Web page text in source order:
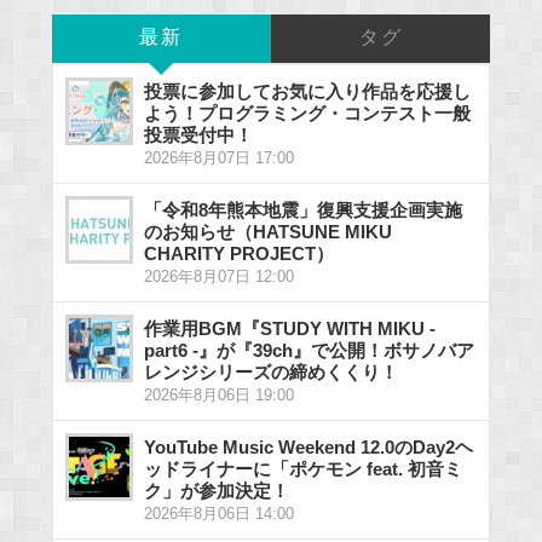
最新 タグ
投票に参加してお気に入り作品を応援し
よう！プログラミング・コンテスト一般
投票受付中！
2026年8月07日 17:00
「令和8年熊本地震」復興支援企画実施
のお知らせ（HATSUNE MIKU
CHARITY PROJECT）
2026年8月07日 12:00
作業用BGM『STUDY WITH MIKU -
part6 -』が『39ch』で公開！ボサノバア
レンジシリーズの締めくくり！
2026年8月06日 19:00
YouTube Music Weekend 12.0のDay2ヘ
ッドライナーに「ポケモン feat. 初音ミ
ク」が参加決定！
2026年8月06日 14:00